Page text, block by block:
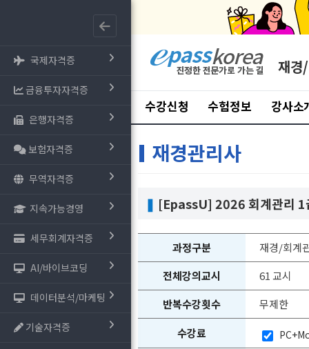
국제자격증
금융투자자격증
은행자격증
보험자격증
무역자격증
지속가능경영
세무회계자격증
AI/바이브코딩
데이터분석/마케팅
기술자격증
재경
수강신청 수험정보 강사소
재경관리사
❚ [EpassU] 2026 회계관리
과정구분
재경/회계
전체강의교시
61 교시
반복수강횟수
무제한
수강료